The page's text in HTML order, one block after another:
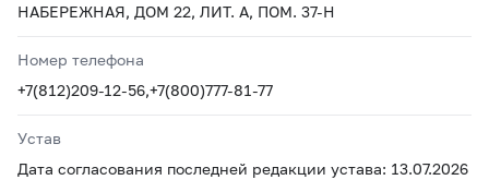
НАБЕРЕЖНАЯ, ДОМ 22, ЛИТ. А, ПОМ. 37-Н
Номер телефона
+7(812)209-12-56,+7(800)777-81-77
Устав
Дата согласования последней редакции устава: 13.07.2026